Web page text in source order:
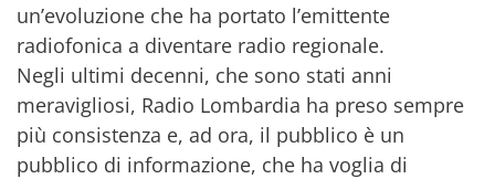
un’evoluzione che ha portato l’emittente
radiofonica a diventare radio regionale.
Negli ultimi decenni, che sono stati anni
meravigliosi, Radio Lombardia ha preso sempre
più consistenza e, ad ora, il pubblico è un
pubblico di informazione, che ha voglia di